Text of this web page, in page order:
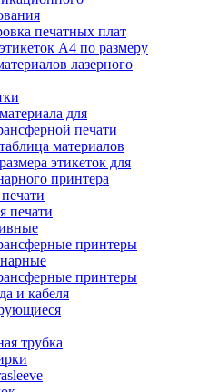
печатных плат
А4 по размеру
лазерного
для
печати
материалов
этикеток для
принтера
печати
принтеры
принтеры
и кабеля
трубка